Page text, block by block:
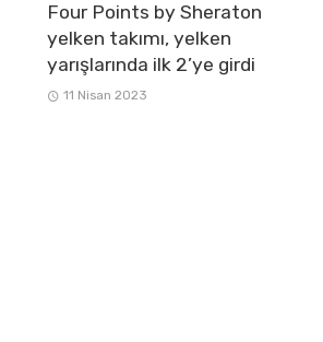
Four Points by Sheraton
yelken takımı, yelken
yarışlarında ilk 2’ye girdi
11 Nisan 2023